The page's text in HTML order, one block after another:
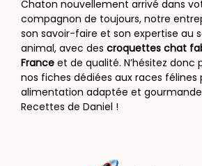
Chaton nouvellement arrivé dans
compagnon de toujours, notre
son savoir-faire et son expertise au
animal, avec des croquettes chat
France et de qualité. N’hésitez donc
nos fiches dédiées aux races félines
alimentation adaptée et gourmande
Recettes de Daniel !